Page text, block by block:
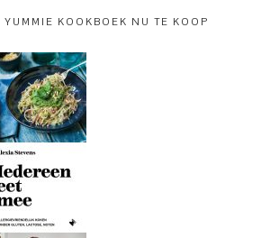
YUMMIE KOOKBOEK NU TE KOOP